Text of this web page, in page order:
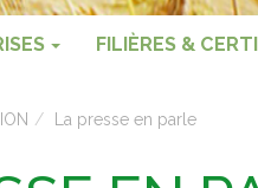
FILIÈRES &
La presse en parle